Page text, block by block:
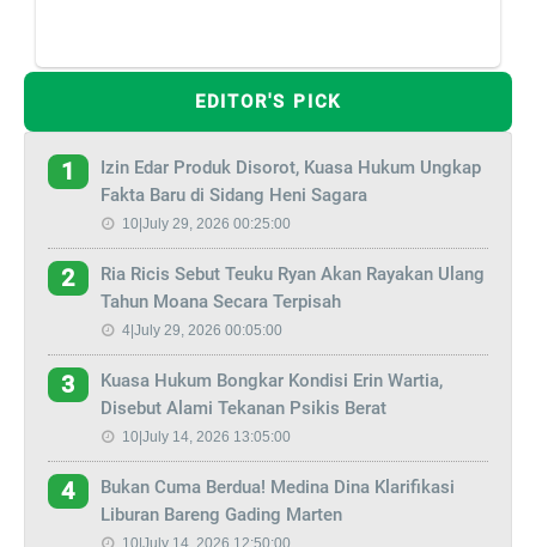
EDITOR'S PICK
1
Izin Edar Produk Disorot, Kuasa Hukum Ungkap
Fakta Baru di Sidang Heni Sagara
10|July 29, 2026 00:25:00
2
Ria Ricis Sebut Teuku Ryan Akan Rayakan Ulang
Tahun Moana Secara Terpisah
4|July 29, 2026 00:05:00
3
Kuasa Hukum Bongkar Kondisi Erin Wartia,
Disebut Alami Tekanan Psikis Berat
10|July 14, 2026 13:05:00
4
Bukan Cuma Berdua! Medina Dina Klarifikasi
Liburan Bareng Gading Marten